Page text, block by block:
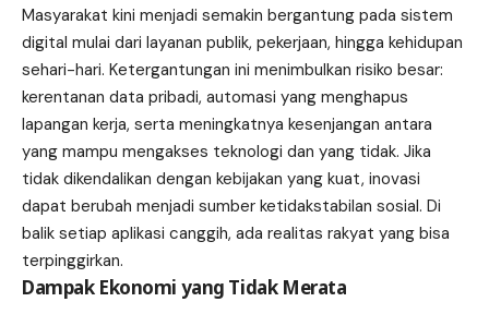
Masyarakat kini menjadi semakin bergantung pada sistem
digital mulai dari layanan publik, pekerjaan, hingga kehidupan
sehari-hari. Ketergantungan ini menimbulkan risiko besar:
kerentanan data pribadi, automasi yang menghapus
lapangan kerja, serta meningkatnya kesenjangan antara
yang mampu mengakses teknologi dan yang tidak. Jika
tidak dikendalikan dengan kebijakan yang kuat, inovasi
dapat berubah menjadi sumber ketidakstabilan sosial. Di
balik setiap aplikasi canggih, ada realitas rakyat yang bisa
terpinggirkan.
Dampak Ekonomi yang Tidak Merata